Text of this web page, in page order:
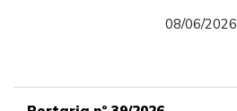
08/06/2026